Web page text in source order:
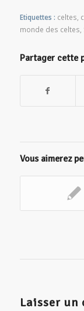
Etiquettes : celtes
monde des celtes
Partager cette
Vous aimerez
Laisser un